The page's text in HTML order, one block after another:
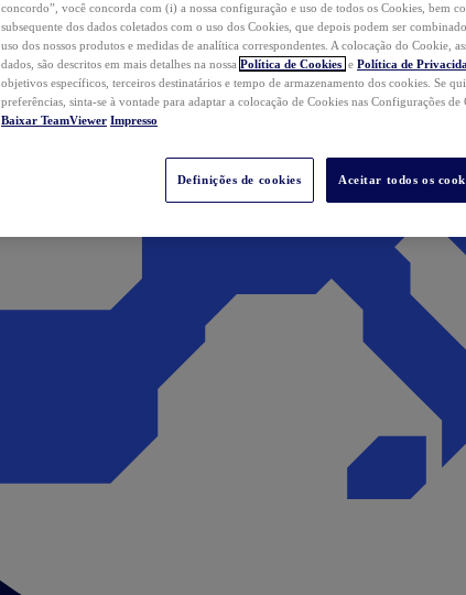
concordo”, você concorda com (i) a nossa configuração e uso de todos os Cookies, bem
subsequente dos dados coletados com o uso dos Cookies, que depois podem ser
uso dos nossos produtos e medidas de analítica correspondentes. A colocação do Cookie,
dados, são descritos em mais detalhes na nossa Política de Cookies e Política de
objetivos específicos, terceiros destinatários e tempo de armazenamento dos cookies. Se
preferências, sinta-se à vontade para adaptar a colocação de Cookies nas Configurações de
Baixar TeamViewer Impresso
Definições de cookies Aceitar todos os